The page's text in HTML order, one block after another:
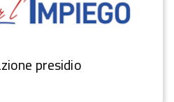
presidio